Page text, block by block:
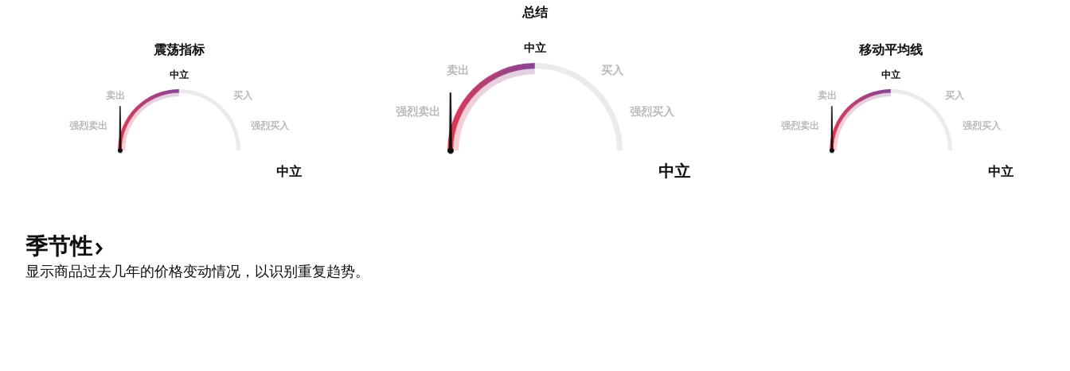
震荡指标
中立
卖出
买入
强烈卖出 强烈买入
中立
总结
中立
卖出
买入
强烈卖出 强烈买入
中立
移动平均线
中立
卖出
买入
强烈卖出 强烈买入
中立
季节性
显示商品过去几年的价格变动情况，以识别重复趋势。